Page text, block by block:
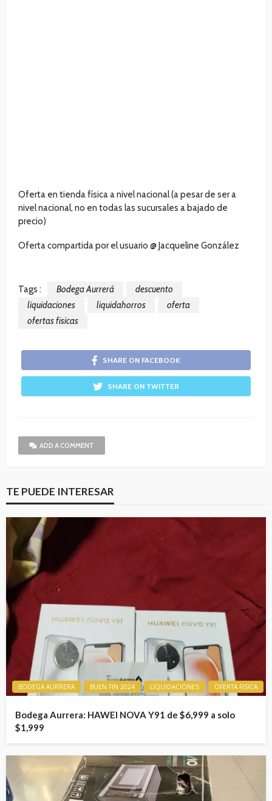
Oferta en tienda física a nivel nacional (a pesar de ser a
nivel nacional, no en todas las sucursales a bajado de
precio)
Oferta compartida por el usuario @ Jacqueline González
Tags : Bodega Aurrerá
descuento
liquidaciones
liquidahorros
oferta
ofertas fisicas
SHARE ON FACEBOOK
SHARE ON TWITTER
ADD A COMMENT
TE PUEDE INTERESAR
BODEGA AURRERA BUEN FIN 2024 LIQUIDACIONES OFERTA FISICA
Bodega Aurrera: HAWEI NOVA Y91 de $6,999 a solo
$1,999